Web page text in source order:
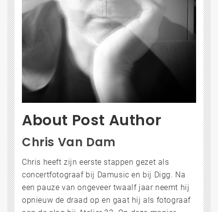
About Post Author
Chris Van Dam
Chris heeft zijn eerste stappen gezet als
concertfotograaf bij Damusic en bij Digg. Na
een pauze van ongeveer twaalf jaar neemt hij
opnieuw de draad op en gaat hij als fotograaf